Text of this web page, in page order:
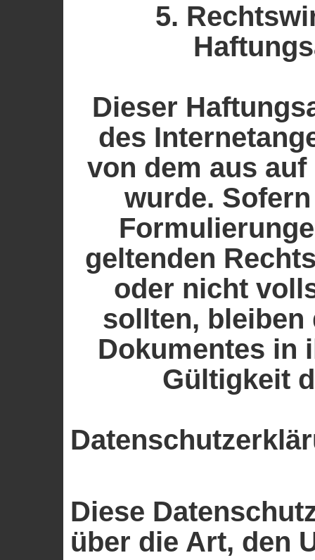
5.
Dieser
des
von dem aus
wurde.
geltenden
oder nicht
sollten, bleiben
Dokumentes in
Gültigkeit
Diese
über die Art, den